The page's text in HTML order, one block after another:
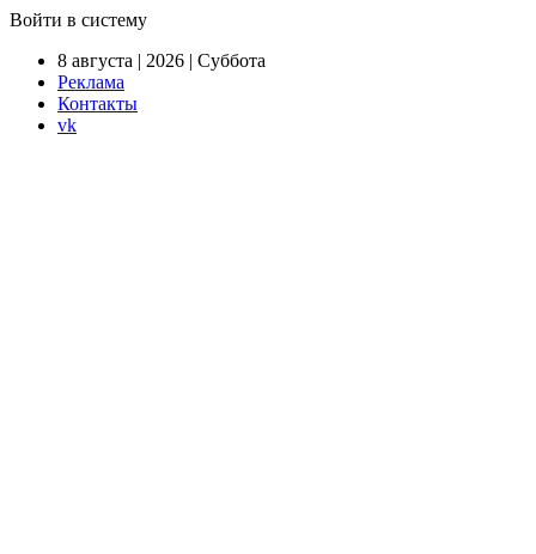
Войти в систему
8 августа | 2026 | Суббота
Реклама
Контакты
vk